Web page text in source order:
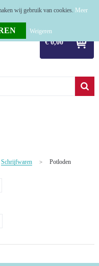
€ 0,00
Schrijfwaren > Potloden
wij gebruik van cookies. Meer
Weigeren